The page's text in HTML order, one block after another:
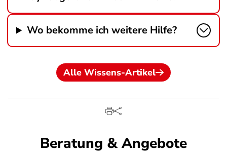
Wo bekomme ich weitere Hilfe?
Alle Wissens-Artikel
Beratung & Angebote